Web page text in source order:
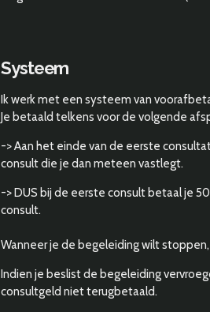
Systeem
Ik werk met een systeem van
Je betaald telkens voor de volgende
-> Aan het einde van de eerste
consult die je dan meteen vastlegt.
-> DUS bij de eerste consult betaal je
consult.
Wanneer je de begeleiding wilt
Indien je beslist de begeleiding
consultgeld niet terugbetaald.